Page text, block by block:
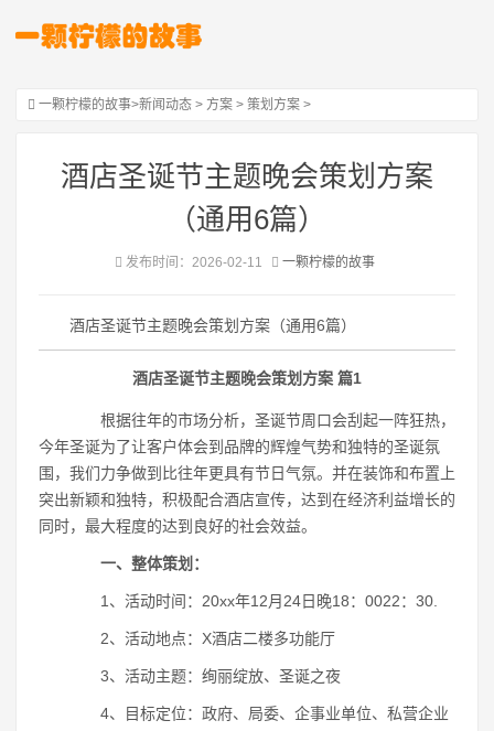
一颗柠檬的故事>新闻动态 > 方案 > 策划方案 >
酒店圣诞节主题晚会策划方案
（通用6篇）
发布时间：2026-02-11 一颗柠檬的故事
酒店圣诞节主题晚会策划方案（通用6篇）
酒店圣诞节主题晚会策划方案 篇1
根据往年的市场分析，圣诞节周口会刮起一阵狂热，
今年圣诞为了让客户体会到品牌的辉煌气势和独特的圣诞氛
围，我们力争做到比往年更具有节日气氛。并在装饰和布置上
突出新颖和独特，积极配合酒店宣传，达到在经济利益增长的
同时，最大程度的达到良好的社会效益。
一、整体策划：
1、活动时间：20xx年12月24日晚18：0022：30.
2、活动地点：X酒店二楼多功能厅
3、活动主题：绚丽绽放、圣诞之夜
4、目标定位：政府、局委、企事业单位、私营企业